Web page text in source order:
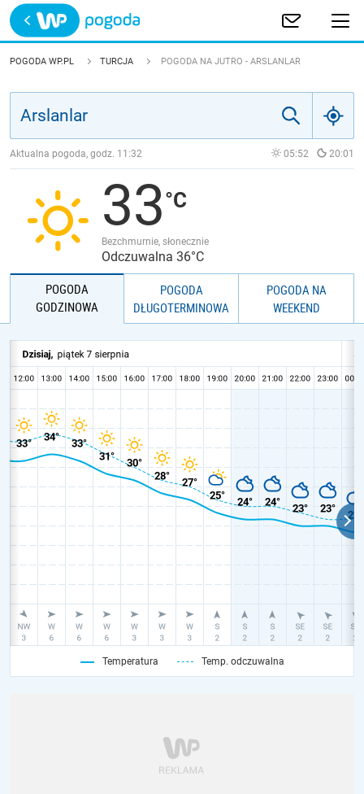
Trwa ładowanie
POLSKA
JAKOŚĆ POWIETRZA
POGODA WP.PL TURCJA POGODA NA JUTRO - ARSLANLAR
Aktualna pogoda, godz. 11:32 05:52 20:01
33
Bezchmurnie, słonecznie
Odczuwalna 36°C
POGODA
GODZINOWA
POGODA
DŁUGOTERMINOWA
POGODA NA
WEEKEND
Temperatura Temp. odczuwalna